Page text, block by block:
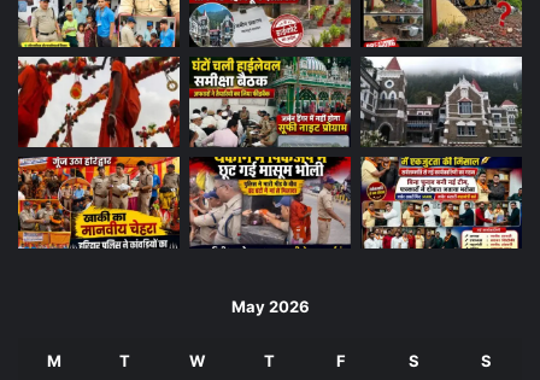
May 2026
M T W T F S S